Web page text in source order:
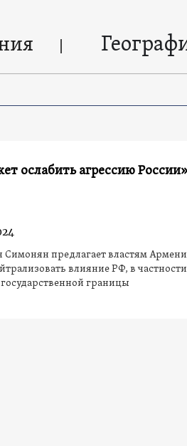
ослабить агрессию
Симонян предлагает властям
влияние РФ, в
границы